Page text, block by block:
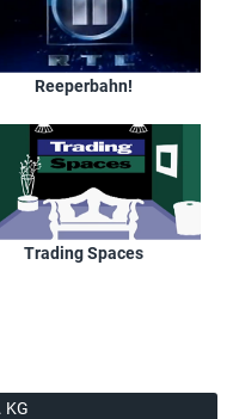
Reeperbahn!
Trading Spaces
KG